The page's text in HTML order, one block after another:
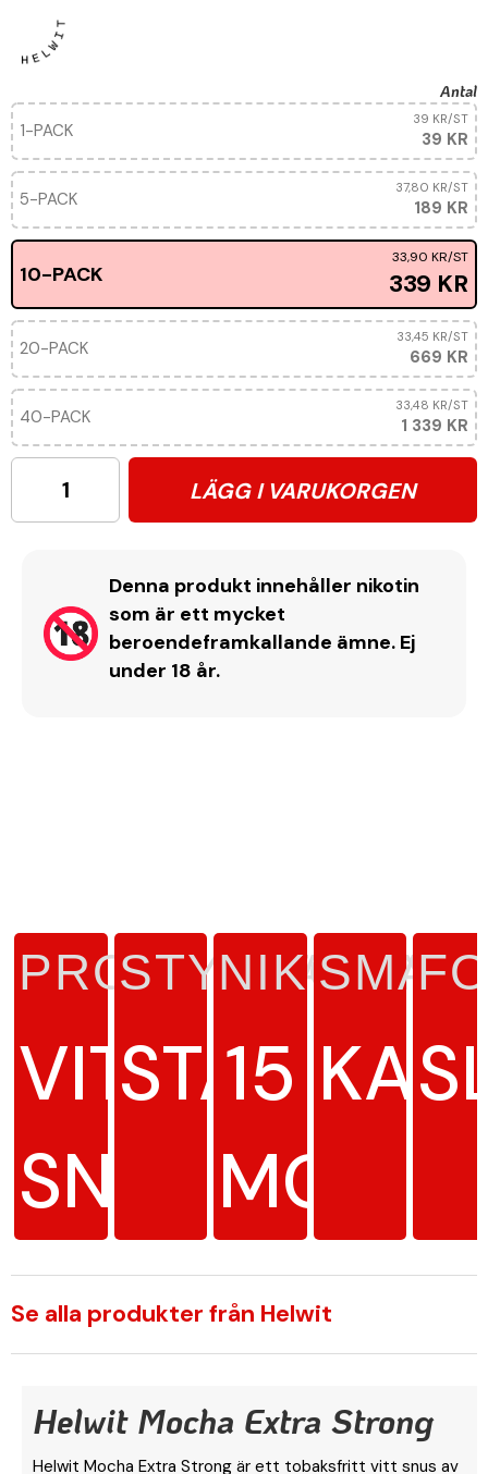
Antal
1-PACK 39 KR
39 KR/ST
5-PACK 189 KR
37,80 KR/ST
10-PACK 339 KR
33,90 KR/ST
20-PACK 669 KR
33,45 KR/ST
40-PACK 1 339 KR
33,48 KR/ST
LÄGG I VARUKORGEN
Denna produkt innehåller nikotin
som är ett mycket
beroendeframkallande ämne. Ej
under 18 år.
PRODUKTTYP
VITT
SNUS
STYRKA
STARK
15
MG/G
SMAK
Se alla produkter från Helwit
Helwit Mocha Extra Strong
Helwit Mocha Extra Strong är ett tobaksfritt vitt snus av